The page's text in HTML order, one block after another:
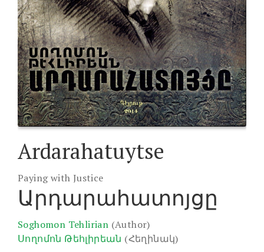
Ardarahatuytse
Paying with Justice
Արդարահատոյցը
Soghomon Tehlirian (Author)
Սողոմոն Թեհլիրեան (Հեղինակ)